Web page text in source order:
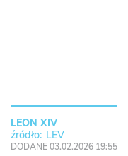
LEON XIV
LEV
DODANE 03.02.2026 19:55